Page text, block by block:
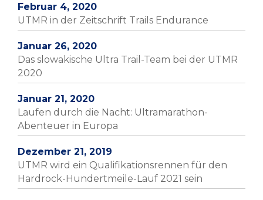
Februar 4, 2020
UTMR in der Zeitschrift Trails Endurance
Januar 26, 2020
Das slowakische Ultra Trail-Team bei der UTMR
2020
Januar 21, 2020
Laufen durch die Nacht: Ultramarathon-
Abenteuer in Europa
Dezember 21, 2019
UTMR wird ein Qualifikationsrennen für den
Hardrock-Hundertmeile-Lauf 2021 sein